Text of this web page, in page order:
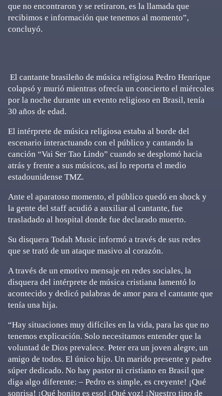
que no encontraron y se retiraron, es la llamada que
recibimos e información que tenemos al momento”,
concluyó.
El cantante brasileño de música religiosa Pedro Henrique
colapsó y murió mientras ofrecía un concierto el miércoles
por la noche durante un evento religioso en Brasil, tenía
30 años de edad.
El intérprete de música religiosa estaba al borde del
escenario interactuando con el público y cantando la
canción “Vai Ser Tao Lindo” cuando se desplomó hacia
atrás y frente a sus músicos, así lo reporta el medio
estadounidense TMZ.
Ante el aparatoso momento, el público quedó en shock y
la gente del staff acudió a auxiliar al cantante, fue
trasladado al hospital donde fue declarado muerto.
Su disquera Todah Music informó a través de sus redes
que se trató de un ataque masivo al corazón.
A través de un emotivo mensaje en redes sociales, la
disquera del intérprete de música cristiana lamentó lo
acontecido y dedicó palabras de amor para el cantante que
tenía una hija.
“Hay situaciones muy difíciles en la vida, para las que no
tenemos explicación. Solo necesitamos entender que la
voluntad de Dios prevalece. Peter era un joven alegre, un
amigo de todos. El único hijo. Un marido presente y padre
súper dedicado. No hay pastor ni cristiano en Brasil que
diga algo diferente: – Pedro es simple, es creyente! ¡Qué
sonrisa! ¡Qué bonito es eso! ¡Qué voz! ¡Nuestro tipo de